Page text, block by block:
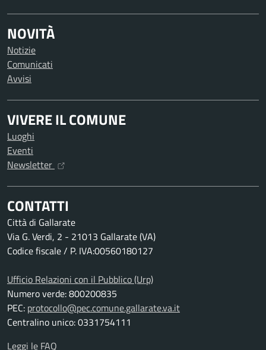
NOVITÀ
Notizie
Comunicati
Avvisi
VIVERE IL COMUNE
Luoghi
Eventi
Newsletter
CONTATTI
Città di Gallarate
Via G. Verdi, 2 - 21013 Gallarate (VA)
Codice fiscale / P. IVA:00560180127
Ufficio Relazioni con il Pubblico (Urp)
Numero verde: 800200835
PEC: protocollo@pec.comune.gallarate.va.it
Centralino unico: 0331754111
Leggi le FAQ